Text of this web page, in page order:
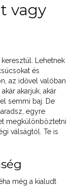
vagy
Lehetnek
és
az idővel valóban
akarjuk, akár
semmi baj. De
egyre
megkülönböztetni
válságtól. Te is
még a kialudt